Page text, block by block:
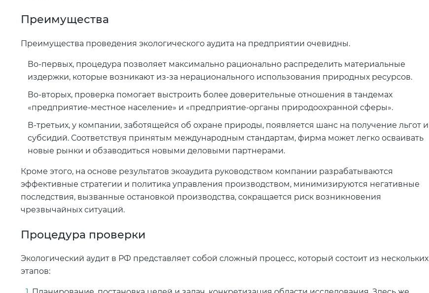
Преимущества
Преимущества проведения экологического аудита на предприятии очевидны.
Во-первых, процедура позволяет максимально рационально распределить материальные
издержки, которые возникают из-за нерационального использования природных ресурсов.
Во-вторых, проверка помогает выстроить более доверительные отношения в тандемах
«предприятие-местное население» и «предприятие-органы природоохранной сферы».
В-третьих, у компании, заботящейся об охране природы, появляется шанс на получение льгот и
субсидий. Соответствуя принятым международным стандартам, фирма может легко осваивать
новые рынки и обзаводиться новыми деловыми партнерами.
Кроме этого, на основе результатов экоаудита руководством компании разрабатываются
эффективные стратегии и политика управления производством, минимизируются негативные
последствия, вызванные остановкой производства, сокращается риск возникновения
чрезвычайных ситуаций.
Процедура проверки
Экологический аудит в РФ представляет собой сложный процесс, который состоит из нескольких
этапов: